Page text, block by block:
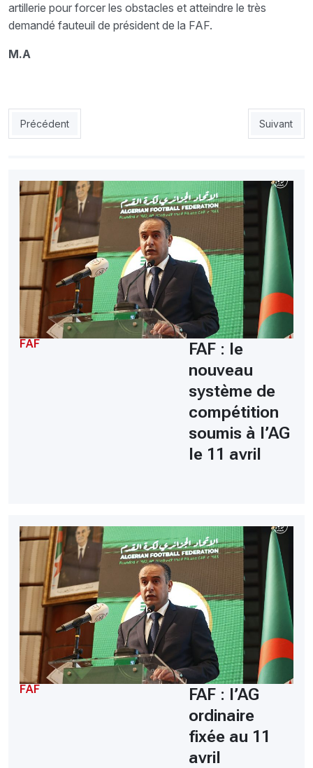
artillerie pour forcer les obstacles et atteindre le très
demandé fauteuil de président de la FAF.
M.A
Article précédent : Pour arrêter la feuille de route de l’AGE :
Précédent Article
Suivant
FAF
FAF : le
nouveau
système de
compétition
soumis à l’AG
le 11 avril
FAF
FAF : l’AG
ordinaire
fixée au 11
avril